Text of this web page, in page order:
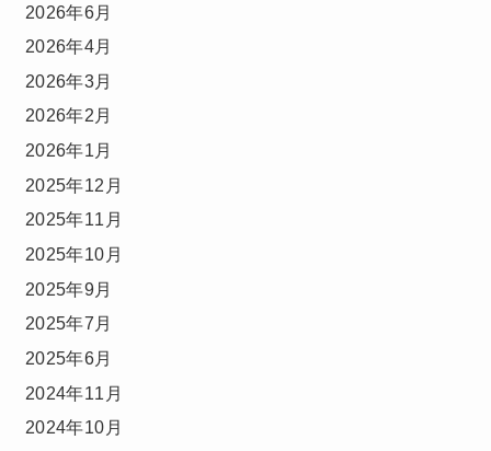
2026年6月
2026年4月
2026年3月
2026年2月
2026年1月
2025年12月
2025年11月
2025年10月
2025年9月
2025年7月
2025年6月
2024年11月
2024年10月